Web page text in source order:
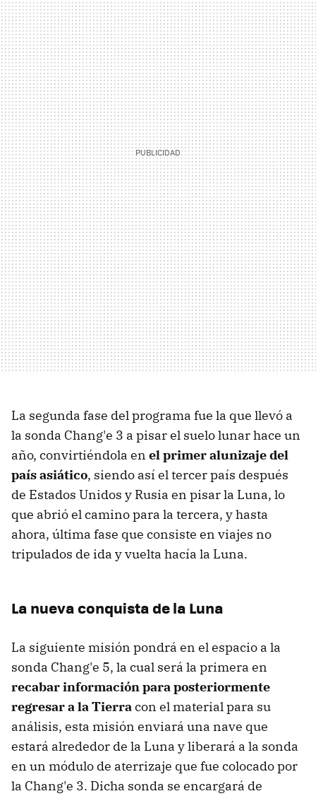
La segunda fase del programa fue la que llevó a
la sonda Chang'e 3 a pisar el suelo lunar hace un
año, convirtiéndola en el primer alunizaje del
país asiático, siendo así el tercer país después
de Estados Unidos y Rusia en pisar la Luna, lo
que abrió el camino para la tercera, y hasta
ahora, última fase que consiste en viajes no
tripulados de ida y vuelta hacía la Luna.
La nueva conquista de la Luna
La siguiente misión pondrá en el espacio a la
sonda Chang'e 5, la cual será la primera en
recabar información para posteriormente
regresar a la Tierracon el material para su
análisis, esta misión enviará una nave que
estará alrededor de la Luna y liberará a la sonda
en un módulo de aterrizaje que fue colocado por
la Chang'e 3. Dicha sonda se encargará de